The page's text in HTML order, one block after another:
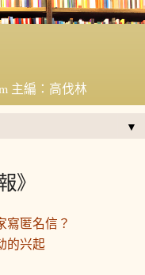
主編：高伐林
▼
》
寫匿名信？
的兴起